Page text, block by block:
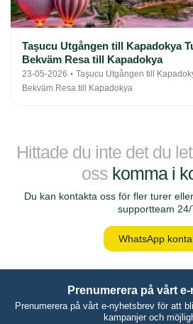
Taşucu Utgången till Kapadokya
Bekväm Resa till Kapadokya
23-05-2026
Taşucu Utgången till
Bekväm Resa till Kapadokya
Hittade du inte det du
oss komma i
Du kan kontakta oss för fler turer
supportteam 24/
WhatsApp
Prenumerera på vårt
Prenumerera på vårt e-nyhetsbrev för att
kampanjer och